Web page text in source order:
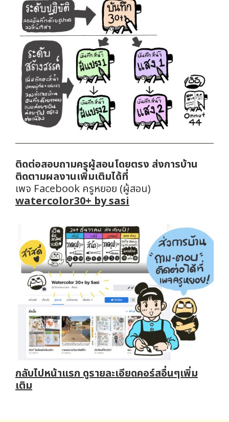
ติดต่อสอบถามครูผู้สอนโดยตรง ส่งการบ้าน
ติดตามผลงานเพิ่มเติมได้ที่
เพจ Facebook ครูหยอย (ผู้สอน)
watercolor30+ by sasi
กลับไปหน้าแรก ดูรายละเอียดคอร์สอื่นๆเพิ่ม
เติม